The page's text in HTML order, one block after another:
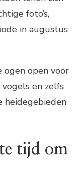
foto’s,
in augustus
ogen open voor
en zelfs
heidegebieden
tijd om